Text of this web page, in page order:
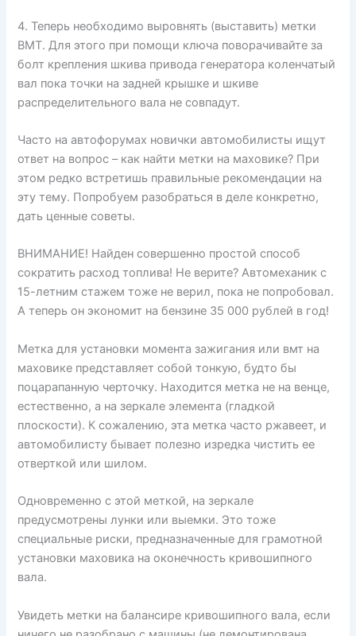
4. Теперь необходимо выровнять (выставить) метки
ВМТ. Для этого при помощи ключа поворачивайте за
болт крепления шкива привода генератора коленчатый
вал пока точки на задней крышке и шкиве
распределительного вала не совпадут.
Часто на автофорумах новички автомобилисты ищут
ответ на вопрос – как найти метки на маховике? При
этом редко встретишь правильные рекомендации на
эту тему. Попробуем разобраться в деле конкретно,
дать ценные советы.
ВНИМАНИЕ! Найден совершенно простой способ
сократить расход топлива! Не верите? Автомеханик с
15-летним стажем тоже не верил, пока не попробовал.
А теперь он экономит на бензине 35 000 рублей в год!
Метка для установки момента зажигания или вмт на
маховике представляет собой тонкую, будто бы
поцарапанную черточку. Находится метка не на венце,
естественно, а на зеркале элемента (гладкой
плоскости). К сожалению, эта метка часто ржавеет, и
автомобилисту бывает полезно изредка чистить ее
отверткой или шилом.
Одновременно с этой меткой, на зеркале
предусмотрены лунки или выемки. Это тоже
специальные риски, предназначенные для грамотной
установки маховика на оконечность кривошипного
вала.
Увидеть метки на балансире кривошипного вала, если